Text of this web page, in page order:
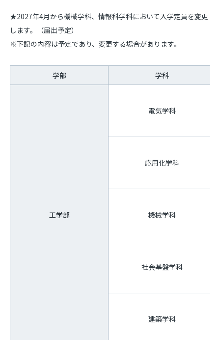
★2027年4月から機械学科、情報科学科において入学定員を変更
します。（届出予定）
※下記の内容は予定であり、変更する場合があります。
学部 学科
工学部
電気学科
応用化学科
機械学科
社会基盤学科
建築学科